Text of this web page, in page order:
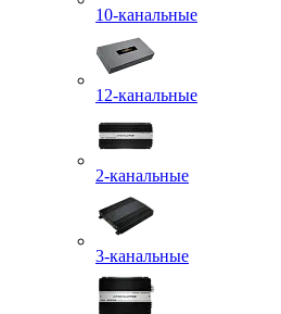
10-канальные
12-канальные
2-канальные
3-канальные